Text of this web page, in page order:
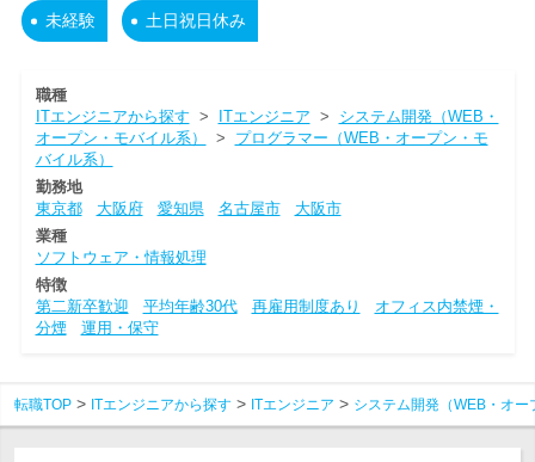
未経験 土日祝日休み
職種
ITエンジニアから探す > ITエンジニア > システム開発（WEB・
オープン・モバイル系）
> プログラマー（WEB・オープン・モ
バイル系）
勤務地
東京都
大阪府 愛知県 名古屋市
大阪市
業種
ソフトウェア・情報処理
特徴
第二新卒歓迎
平均年齢30代 再雇用制度あり
オフィス内禁煙・
分煙
運用・保守
転職TOP ITエンジニアから探す ITエンジニア システム開発（WEB・オ